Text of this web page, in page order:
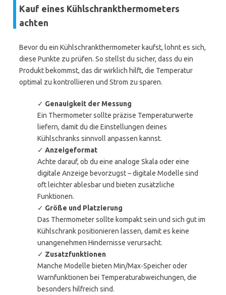
Kauf eines Kühlschrankthermometers
achten
Bevor du ein Kühlschrankthermometer kaufst, lohnt es sich,
diese Punkte zu prüfen. So stellst du sicher, dass du ein
Produkt bekommst, das dir wirklich hilft, die Temperatur
optimal zu kontrollieren und Strom zu sparen.
✓ Genauigkeit der Messung
Ein Thermometer sollte präzise Temperaturwerte
liefern, damit du die Einstellungen deines
Kühlschranks sinnvoll anpassen kannst.
✓ Anzeigeformat
Achte darauf, ob du eine analoge Skala oder eine
digitale Anzeige bevorzugst – digitale Modelle sind
oft leichter ablesbar und bieten zusätzliche
Funktionen.
✓ Größe und Platzierung
Das Thermometer sollte kompakt sein und sich gut im
Kühlschrank positionieren lassen, damit es keine
unangenehmen Hindernisse verursacht.
✓ Zusatzfunktionen
Manche Modelle bieten Min/Max-Speicher oder
Warnfunktionen bei Temperaturabweichungen, die
besonders hilfreich sind.